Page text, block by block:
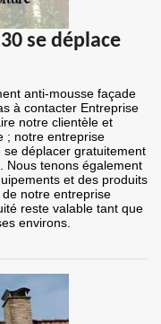
se déplace
anti-mousse façade
à contacter Entreprise
notre clientèle et
; notre entreprise
déplacer gratuitement
Nous tenons également
et des produits
notre entreprise
reste valable tant que
environs.